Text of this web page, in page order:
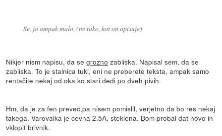
Se, ja ampak malo. (ne tako, kot on opisuje)
Nikjer nism napisu, da segrozno zabliska. Napisal sem, da se
zabliska. To je stalnica tuki, eni ne preberete teksta, ampak samo
rentačite nekaj od oka ko stari dedi po dveh pivih.
Hm, da je za fen preveč,pa nisem pomislil, verjetno da bo res nekaj
takega. Varovalka je cevna 2.5A, steklena. Bom probal dat novo in
vklopit brivnik.